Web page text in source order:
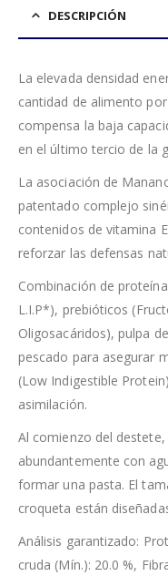
DESCRIPCIÓN
La elevada densidad
cantidad de alimento
compensa la baja
en el último tercio de la
La asociación de
patentado complejo
contenidos de vitamina
reforzar las defensas
Combinación de
L.I.P*), prebióticos
Oligosacáridos), pulpa
pescado para asegurar
(Low Indigestible
asimilación.
Al comienzo del
abundantemente con
formar una pasta. El
croqueta están
Análisis garantizado:
cruda (Mín.): 20.0 %,